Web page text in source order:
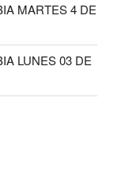
MARTES 4 DE
LUNES 03 DE